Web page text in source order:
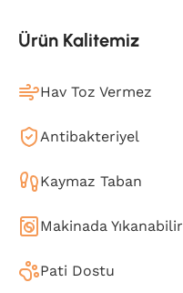
Ürün Kalitemiz
Hav Toz Vermez
Antibakteriyel
Kaymaz Taban
Makinada Yıkanabilir
Pati Dostu